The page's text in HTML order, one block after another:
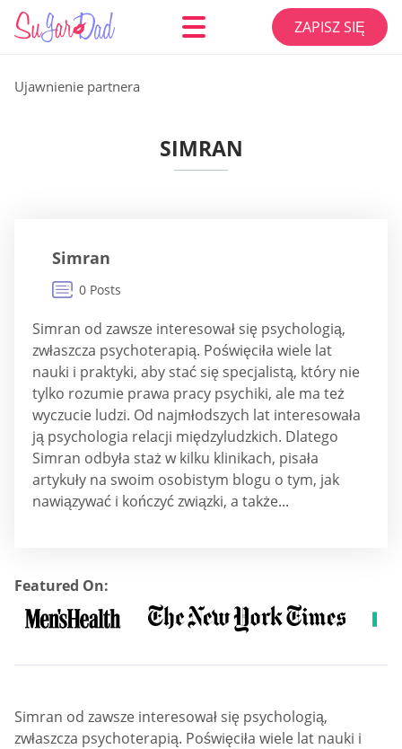
ZAPISZ SIĘ
Ujawnienie partnera
SIMRAN
Simran
0 Posts
Simran od zawsze interesował się psychologią,
zwłaszcza psychoterapią. Poświęciła wiele lat
nauki i praktyki, aby stać się specjalistą, który nie
tylko rozumie prawa pracy psychiki, ale ma też
wyczucie ludzi. Od najmłodszych lat interesowała
ją psychologia relacji międzyludzkich. Dlatego
Simran odbyła staż w kilku klinikach, pisała
artykuły na swoim osobistym blogu o tym, jak
nawiązywać i kończyć związki, a także...
Featured On:
Simran od zawsze interesował się psychologią,
zwłaszcza psychoterapią. Poświęciła wiele lat nauki i